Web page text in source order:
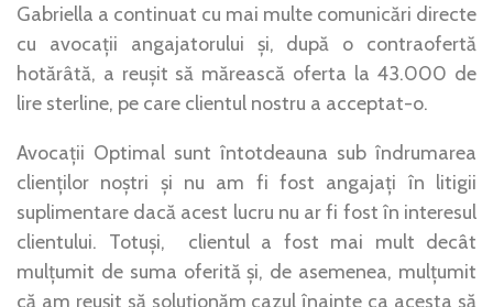
Gabriella a continuat cu mai multe comunicări directe
cu avocații angajatorului și, după o contraofertă
hotărâtă, a reușit să mărească oferta la 43.000 de
lire sterline, pe care clientul nostru a acceptat-o.
Avocații Optimal sunt întotdeauna sub îndrumarea
clienților noștri și nu am fi fost angajați în litigii
suplimentare dacă acest lucru nu ar fi fost în interesul
clientului. Totuși, clientul a fost mai mult decât
mulțumit de suma oferită și, de asemenea, mulțumit
că am reușit să soluționăm cazul înainte ca acesta să